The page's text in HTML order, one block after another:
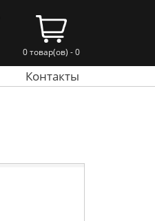
0 товар(ов) - 0
Контакты